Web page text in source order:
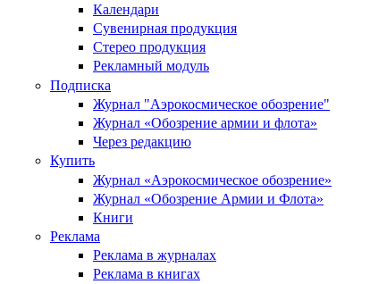
Календари
Сувенирная продукция
Стерео продукция
Рекламный модуль
Подписка
Журнал "Аэрокосмическое обозрение"
Журнал «Обозрение армии и флота»
Через редакцию
Купить
Журнал «Аэрокосмическое обозрение»
Журнал «Обозрение Армии и Флота»
Книги
Реклама
Реклама в журналах
Реклама в книгах